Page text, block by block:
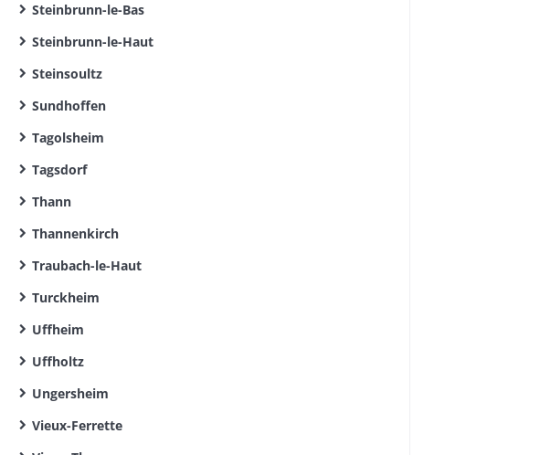
Steinbrunn-le-Bas
Steinbrunn-le-Haut
Steinsoultz
Sundhoffen
Tagolsheim
Tagsdorf
Thann
Thannenkirch
Traubach-le-Haut
Turckheim
Uffheim
Uffholtz
Ungersheim
Vieux-Ferrette